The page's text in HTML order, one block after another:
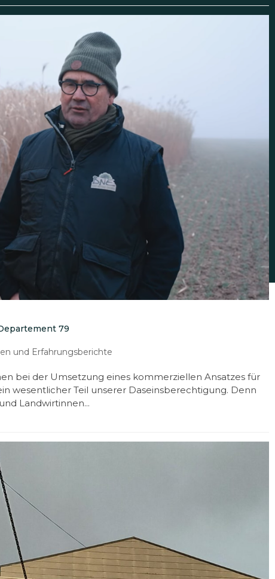
79
und Erfahrungsberichte
bei der Umsetzung eines kommerziellen Ansatzes für
wesentlicher Teil unserer Daseinsberechtigung. Denn
Landwirtinnen...